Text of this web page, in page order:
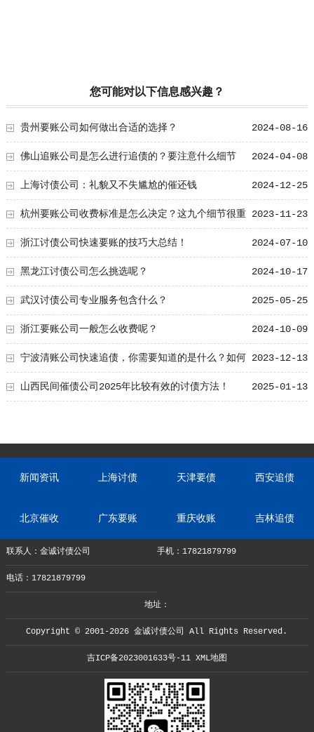
您可能对以下信息感兴趣？
2024-08-16
贵州要账公司如何做出合适的选择？
2024-04-08
佛山追账公司是怎么进行追债的？要注意什么细节
呢！ 2024-12-25
上海讨债公司：礼貌又不失尴尬的催还钱
2023-11-23
杭州要账公司收费标准是怎么决定？这九个细节很重
要 2024-07-10
浙江讨债公司快速要账的技巧大总结！
2024-10-17
黑龙江讨债公司怎么挑选呢？
2025-05-25
武汉讨债公司专业服务包含什么？
2024-10-09
浙江要账公司一般怎么收费呢？
2023-12-13
宁波清账公司快速追债，你需要知道的是什么？如何
才能做得更出色？ 2025-01-13
山西民间催债公司2025年比较有效的讨债方法！
新闻资讯 上海讨债 天津要债 西安追债
北京催收 广东要账 重庆收账 吉林追债
联系人：金诚讨债公司 手机：17821879799
电话：17821879799
地址：
Copyright © 2001-2026 金诚讨债公司 All Rights Reserved.
吉ICP备2023001633号-11 XML地图